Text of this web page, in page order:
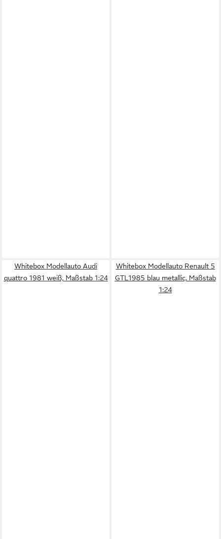
Whitebox Modellauto Audi
quattro 1981 weiß, Maßstab 1:24
Whitebox Modellauto Renault 5
GTL1985 blau metallic, Maßstab
1:24